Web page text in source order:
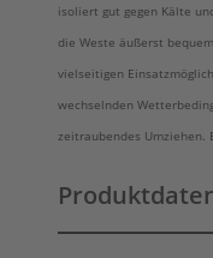
isoliert gut gegen Kälte
die Weste äußerst
vielseitigen
wechselnden
zeitraubendes Umziehen.